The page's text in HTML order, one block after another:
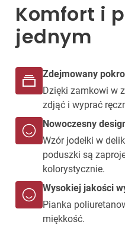
Komfort i
jednym
Zdejmowany
Dzięki zamkowi w
zdjąć i wyprać
Nowoczesny
Wzór jodełki w
poduszki są
kolorystycznie.
Wysokiej jakości
Pianka
miękkość.